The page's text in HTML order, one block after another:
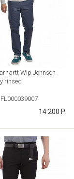
Wip Johnson
rinsed
14 200 Р.